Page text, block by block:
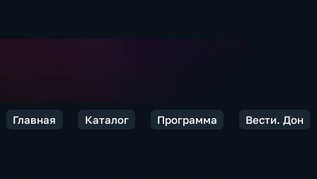
Главная Каталог Программа Вести. Дон